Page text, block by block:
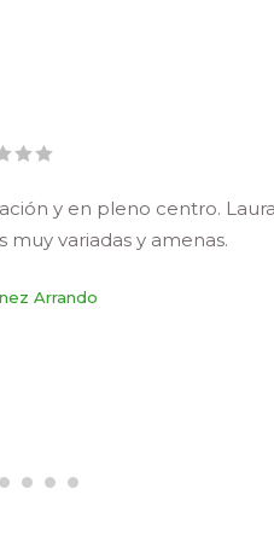
y en pleno centro.
muy variadas y amenas.
Arrando